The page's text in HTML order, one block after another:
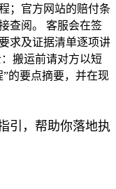
；官方网站的赔付条
查阅。 客服会在签
求及证据清单逐项讲
搬运前请对方以短
的要点摘要，并在现
引，帮助你落地执